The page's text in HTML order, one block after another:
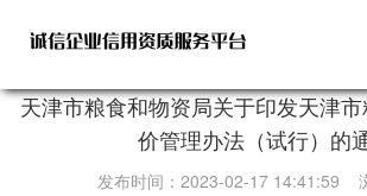
政策法规
天津市粮食和物资局关于印发天津
价管理办法（试行）的
发布时间：2023-02-17 14:41:59